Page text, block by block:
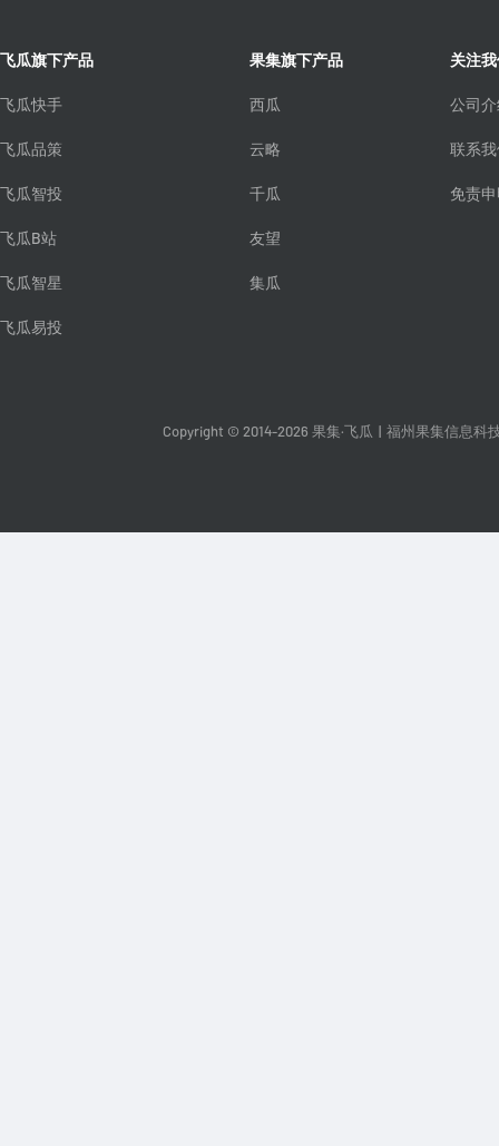
飞瓜旗下产品
飞瓜快手
飞瓜品策
飞瓜智投
飞瓜B站
飞瓜智星
飞瓜易投
果集旗下产品
西瓜
云略
千瓜
友望
集瓜
关注
公司
联系
免责
Copyright © 2014-2026 果集·飞瓜 福州果集信息科